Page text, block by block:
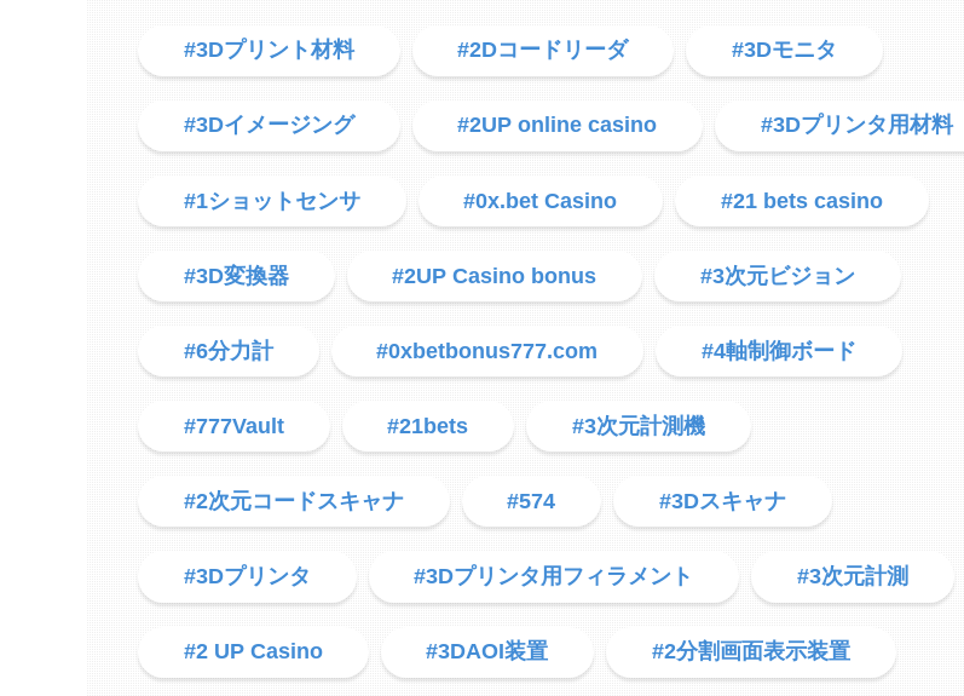
#3Dプリント材料 #2Dコードリーダ #3Dモニタ
#3Dイメージング #2UP online casino #3Dプリンタ用材料
#1ショットセンサ #0x.bet Casino #21 bets casino
#3D変換器 #2UP Casino bonus #3次元ビジョン
#6分力計 #0xbetbonus777.com #4軸制御ボード
#777Vault #21bets #3次元計測機
#2次元コードスキャナ #574 #3Dスキャナ
#3Dプリンタ #3Dプリンタ用フィラメント #3次元計測
#2 UP Casino #3DAOI装置 #2分割画面表示装置